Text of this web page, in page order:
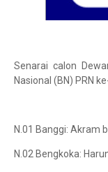
Senarai calon
Nasional (BN) PRN
N.01 Banggi: Akram
N.02 Bengkoka: